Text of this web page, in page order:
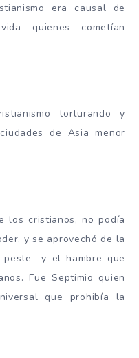
era causal de
quienes cometían
torturando y
de Asia menor
los cristianos, no podía
y se aprovechó de la
peste y el hambre que
Fue Septimio quien
que prohibía la